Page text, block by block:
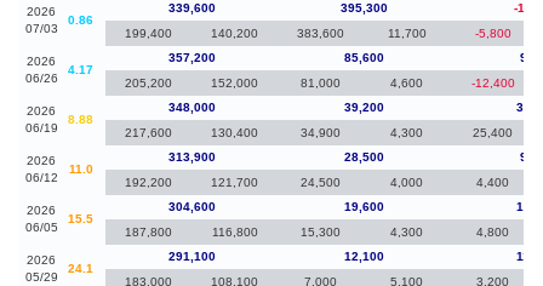
2026
07/03
0.86
339,600 395,300
-
199,400
140,200 383,600 11,700 -5,800
2026
06/26
4.17
357,200 85,600
205,200
152,000 81,000 4,600 -12,400
2026
06/19
8.88
348,000 39,200
217,600
130,400 34,900 4,300 25,400
2026
06/12
11.0
313,900 28,500
192,200
121,700 24,500 4,000 4,400
2026
06/05
15.5
304,600 19,600
187,800
116,800 15,300 4,300 4,800
2026
05/29
24.1
291,100 12,100
183,000
108,100 7,000 5,100 3,200